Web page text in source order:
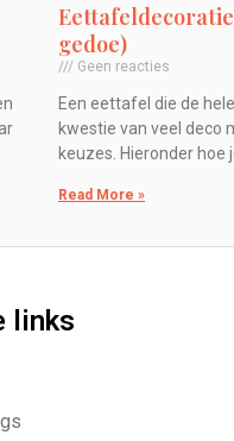
gedoe)
Geen reacties
Een eettafel die de
kwestie van veel deco
keuzes. Hieronder hoe
Read More »
links